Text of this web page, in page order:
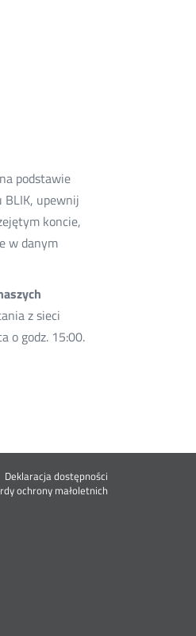
podstawie
BLIK, upewnij
koncie,
w danym
z sieci
o godz. 15:00.
Deklaracja dostępności
ochrony małoletnich